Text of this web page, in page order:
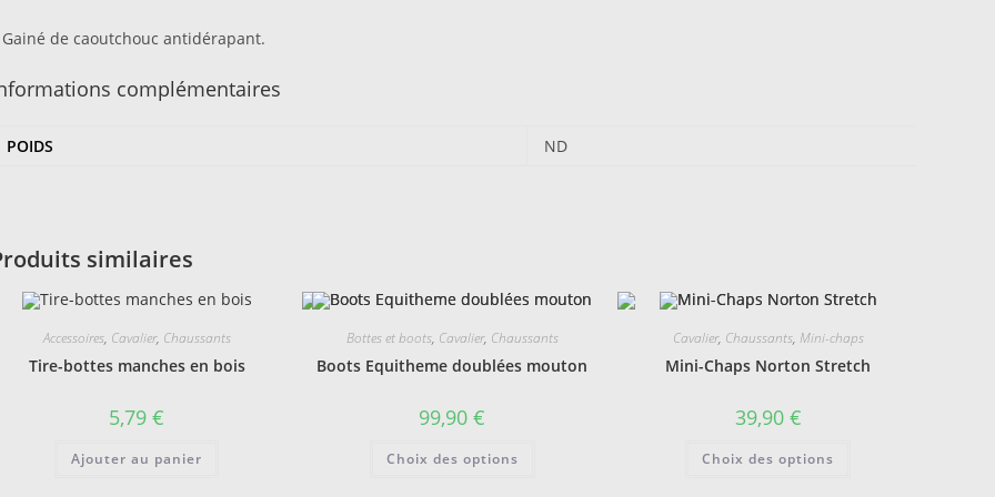
Gainé de caoutchouc antidérapant.
complémentaires
POIDS ND
similaires
Accessoires, Cavalier, Chaussants
Tire-bottes manches en bois
5,79€
Ajouter au panier
Bottes et boots, Cavalier, Chaussants
Boots Equitheme doublées mouton
99,90€
Choix des options
Cavalier, Chaussants, Mini-chaps
Mini-Chaps Norton Stretch
39,90 €
Choix des options